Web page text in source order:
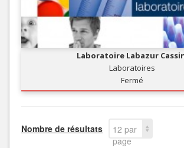
Laboratoire Labazur
Laboratoires
Fermé
Nombre de résultats
12 par
page